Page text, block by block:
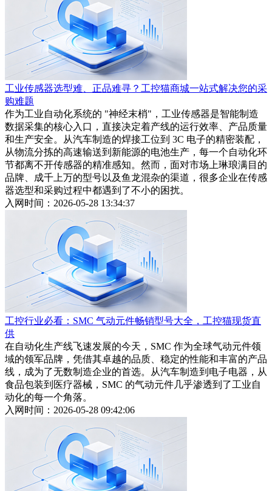
工业传感器选型难、正品难寻？工控猫商城一站式解决您的采
购难题
作为工业自动化系统的 "神经末梢"，工业传感器是智能制造
数据采集的核心入口，直接决定着产线的运行效率、产品质量
和生产安全。从汽车制造的焊接工位到 3C 电子的精密装配，
从物流分拣的高速输送到新能源的电池生产，每一个自动化环
节都离不开传感器的精准感知。然而，面对市场上琳琅满目的
品牌、成千上万的型号以及鱼龙混杂的渠道，很多企业在传感
器选型和采购过程中都遇到了不小的困扰。
入网时间：2026-05-28 13:34:37
工控行业必看：SMC 气动元件畅销型号大全，工控猫现货直
供
在自动化生产线飞速发展的今天，SMC 作为全球气动元件领
域的领军品牌，凭借其卓越的品质、稳定的性能和丰富的产品
线，成为了无数制造企业的首选。从汽车制造到电子电器，从
食品包装到医疗器械，SMC 的气动元件几乎渗透到了工业自
动化的每一个角落。
入网时间：2026-05-28 09:42:06